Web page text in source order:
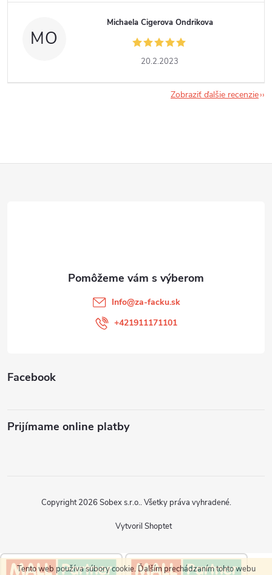
Tento web používa súbory cookie. Ďalším prechádzaním tohto webu
MO
Michaela Cigerova Ondrikova
20.2.2023
Zobraziť ďalšie recenzie
Facebook
Prijímame online platby
Info@za-facku.sk
+421911171101
Vytvoril Shoptet
Copyright 2026 Sobex s.r.o.. Všetky práva vyhradené.